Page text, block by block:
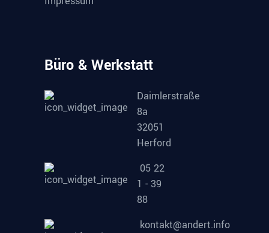
Büro & Werkstatt
Daimlerstraße
8a
32051
Herford
05 22
1 - 39
88
kontakt@andert.info